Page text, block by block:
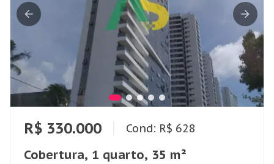
R$ 330.000 Cond: R$ 628
Cobertura, 1 quarto, 35 m²